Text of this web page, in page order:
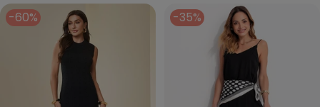
-60% -35%